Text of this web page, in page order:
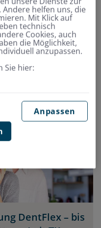
sollte
dürfen sich nur leicht
sollen den
Wischbewegungen
wegfegen. Das Ganze
und Seite
dran, die man
DentFlex – bis
helfen uns, die
Mit Klick auf
technisch
Cookies, auch
die Möglichkeit,
anzupassen.
Sie hier:
Anpassen